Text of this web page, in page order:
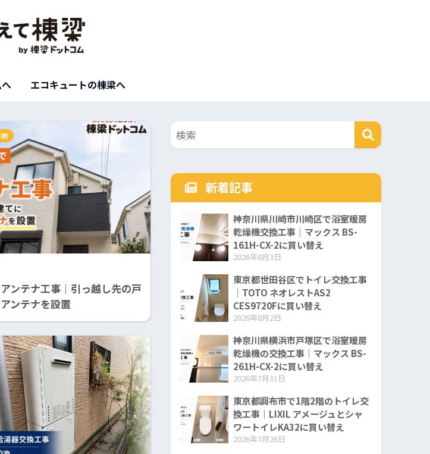
エコキュートの棟梁へ
ンテナ工事｜引っ越し先の戸
ンテナを設置
新着記事
神奈川県川崎市川崎区で浴室暖房
乾燥機交換工事｜マックス BS-
161H-CX-2に買い替え
2026年8月3日
東京都世田谷区でトイレ交換工事
｜TOTO ネオレストAS2
CES9720Fに買い替え
2026年8月2日
神奈川県横浜市戸塚区で浴室暖房
乾燥機の交換工事｜マックス BS-
261H-CX-2に買い替え
2026年7月31日
東京都調布市で1階2階のトイレ交
換工事｜LIXIL アメージュとシャ
ワートイレKA32に買い替え
2026年7月26日